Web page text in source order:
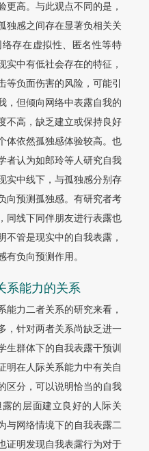
更高。与此观点不同的是，
独感之间存在显著负相关关
存在虚拟性、匿名性等特
实中有低社会存在的特征，
负面伤害的风险，可能引
，但倾向网络中表露自我的
不高，缺乏建立或保持良好
体依然孤独感体验较高。也
者认为如郎玲等人研究自我
实中线下，与孤独感分别存
向预测孤独感。有研究者考
同线下同伴朋友进行表露也
不管是现实中的自我表露，
负向预测作用。
系能力的关系
能力二者关系的研究来看，
，针对两者关系尚缺乏进一
生群体下的自我表露干预训
明在人际关系能力中有关自
区分，可以说明恰当的自我
的层面建立良好的人际关
与网络情境下的自我表露二
证明发现自我表露行为对于